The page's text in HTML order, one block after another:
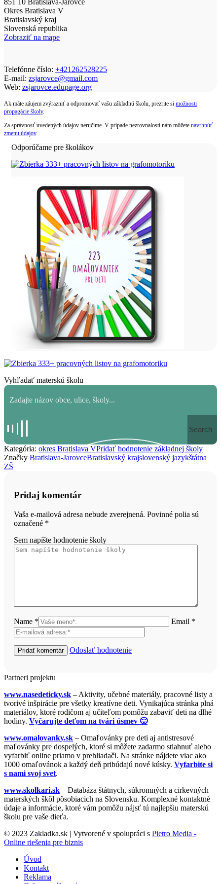
Okres Bratislava V
Bratislavský kraj
Slovenská republika
Zobraziť na mape
Telefónne číslo: +421262528225
E-mail: zsjarovce@gmail.com
Web: zsjarovce.edupage.org
Ak máte záujem zvýrazniť a odpromovať vašu základnú školu, prezrite si možnosti
propagácie školy.
Za správnosť uvedených údajov neručíme. V prípade nezrovnalostí nám môžete navrhnúť
zmenu údajov.
Odporúčame pre školákov
Vyhľadať materskú školu
Search
Kategória: okres Bratislava VPridať hodnotenie základnej školy
Značky Bratislava-JarovceBratislavský krajslovenský jazykštátna
ZŠ
Pridaj komentár
Vaša e-mailová adresa nebude zverejnená. Povinné polia sú
označené *
Sem napíšte hodnotenie školy
Name * Email *
Odoslať hodnotenie
Partneri projektu
www.nasedeticky.sk – Aktivity, učebné materiály, pracovné listy a
tvorivé inšpirácie pre všetky kreatívne deti. Vynikajúca stránka plná
materiálov, ktoré rodičom aj učiteľom pomôžu zabaviť deti na dlhé
hodiny. Vyčarujte deťom na tvári úsmev 🙂
www.omalovanky.sk – Omaľovánky pre deti aj antistresové
maľovánky pre dospelých, ktoré si môžete zadarmo stiahnuť alebo
vyfarbiť online priamo v prehliadači. Na stránke nájdete viac ako
1000 omaľovánok a každý deň pribúdajú nové kúsky. Vyfarbite si
s nami svoj svet.
www.skolkari.sk – Databáza štátnych, súkromných a cirkevných
materských škôl pôsobiacich na Slovensku. Komplexné kontaktné
údaje a informácie, ktoré vám pomôžu nájsť tú najlepšiu materskú
školu pre vaše dieťa.
© 2023 Zakladka.sk | Vytvorené v spolupráci s Pietro Media -
Online riešenia pre biznis
Úvod
Kontakt
Reklama